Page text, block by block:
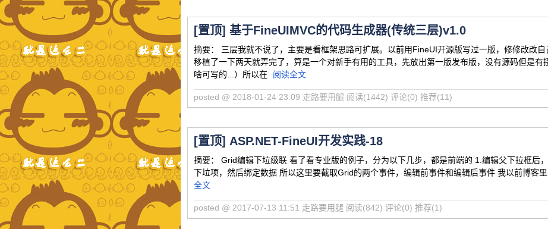
[置顶] 基于FineUIMVC的代码生成器(传统三层)v1.0
摘要： 三层我就不说了，主要是看框架思路可扩展。以前用FineUI开源版写过一版，修修改改
移植了一下两天就弄完了，算是一个对新手有用的工具，先放出第一版发布版，没有源码但是
啥可写的...）所以在
阅读全文
posted @ 2018-01-24 23:09 走路要用腿 阅读(1442) 评论(0) 推荐(11)
[置顶] ASP.NET-FineUI开发实践-18
摘要： Grid编辑下垃级联 看了看专业版的例子，分为以下几步，都是前端的 1.编辑父下拉框后
下垃项，然后绑定数据 所以这里要截取Grid的两个事件，编辑前事件和编辑后事件 我以前博客
全文
posted @ 2017-07-13 11:51 走路要用腿 阅读(842) 评论(0) 推荐(1)